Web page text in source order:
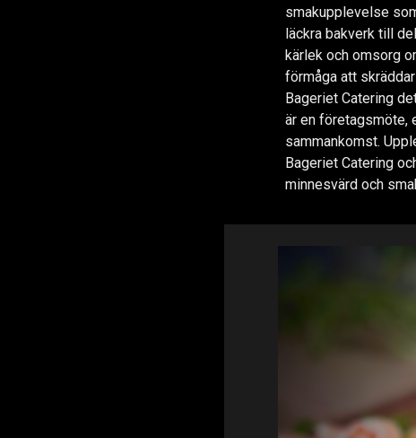
smakupplevelse
läckra bakverk till
kärlek och omsorg
förmåga att
Bageriet Catering
är en företagsmöte,
sammankomst.
Bageriet Catering
minnesvärd och